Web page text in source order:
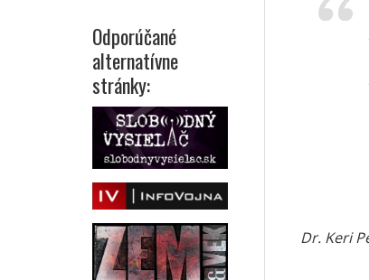
Dr. Keri
Odporúčané
alternatívne
stránky: